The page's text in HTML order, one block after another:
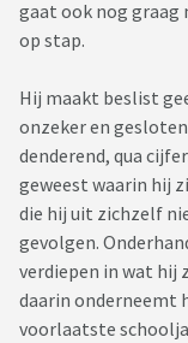
gaat ook nog graag
op stap.
Hij maakt beslist
onzeker en
denderend, qua
geweest waarin hij
die hij uit zichzelf
gevolgen.
verdiepen in wat hij
daarin onderneemt
voorlaatste